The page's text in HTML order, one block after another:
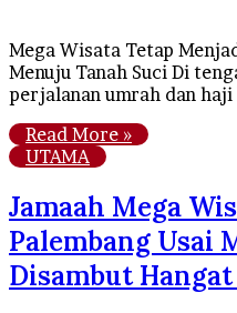
Mega Wisata Tetap
Menuju Tanah Suci Di
perjalanan umrah dan haji
Read More »
UTAMA
Jamaah Mega
Palembang Usai
Disambut